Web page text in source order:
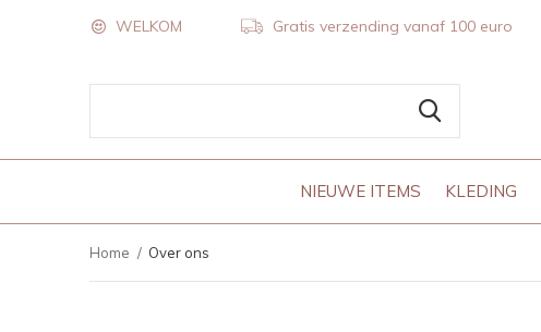
NIEUWE ITEMS KLEDING
WELKOM Gratis verzending vanaf 100 euro
Home Over ons